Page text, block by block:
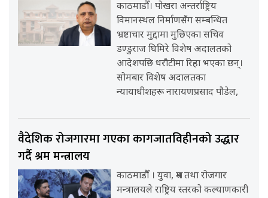
काठमाडौँ। पोखरा अन्तर्राष्ट्रिय
विमानस्थल निर्माणसँग सम्बन्धित
भ्रष्टाचार मुद्दामा मुछिएका सचिव
डण्डुराज घिमिरे विशेष अदालतको
आदेशपछि धरौटीमा रिहा भएका छन्।
सोमबार विशेष अदालतका
न्यायाधीशहरू नारायणप्रसाद पौडेल,
वैदेशिक रोजगारमा गएका कागजातविहीनको उद्धार
गर्दै श्रम मन्त्रालय
काठमाडौँ । युवा, श्रम तथा रोजगार
मन्त्रालयले राष्ट्रिय स्तरको कल्याणकारी